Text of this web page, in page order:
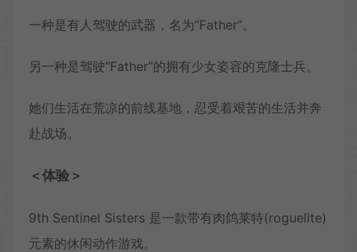
一种是有人驾驶的武器，名为“Father”。
另一种是驾驶“Father”的拥有少女姿容的克隆士兵。
她们生活在荒凉的前线基地，忍受着艰苦的生活并奔
赴战场。
＜体验＞
9th Sentinel Sisters 是一款带有肉鸽莱特(roguelite)
元素的休闲动作游戏。